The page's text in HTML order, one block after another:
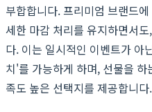
부합합니다. 프리미엄 브랜드
세한 마감 처리를 유지하면서
다. 이는 일시적인 이벤트가 아
치'를 가능하게 하며, 선물을
족도 높은 선택지를 제공합니다.